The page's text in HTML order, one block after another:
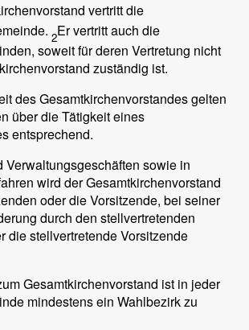
vertritt die
2Er vertritt auch die
soweit für deren Vertretung nicht
zuständig ist.
des Gesamtkirchenvorstandes gelten
über die Tätigkeit eines
entsprechend.
Verwaltungsgeschäften sowie in
wird der Gesamtkirchenvorstand
oder die Vorsitzende, bei seiner
durch den stellvertretenden
die stellvertretende Vorsitzende
Gesamtkirchenvorstand ist in jeder
mindestens ein Wahlbezirk zu